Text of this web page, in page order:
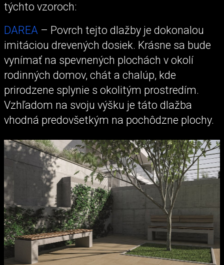
týchto vzoroch:
DAREA – Povrch tejto dlažby je dokonalou
imitáciou drevených dosiek. Krásne sa bude
vynímať na spevnených plochách v okolí
rodinných domov, chát a chalúp, kde
prirodzene splynie s okolitým prostredím.
Vzhľadom na svoju výšku je táto dlažba
vhodná predovšetkým na pochôdzne plochy.